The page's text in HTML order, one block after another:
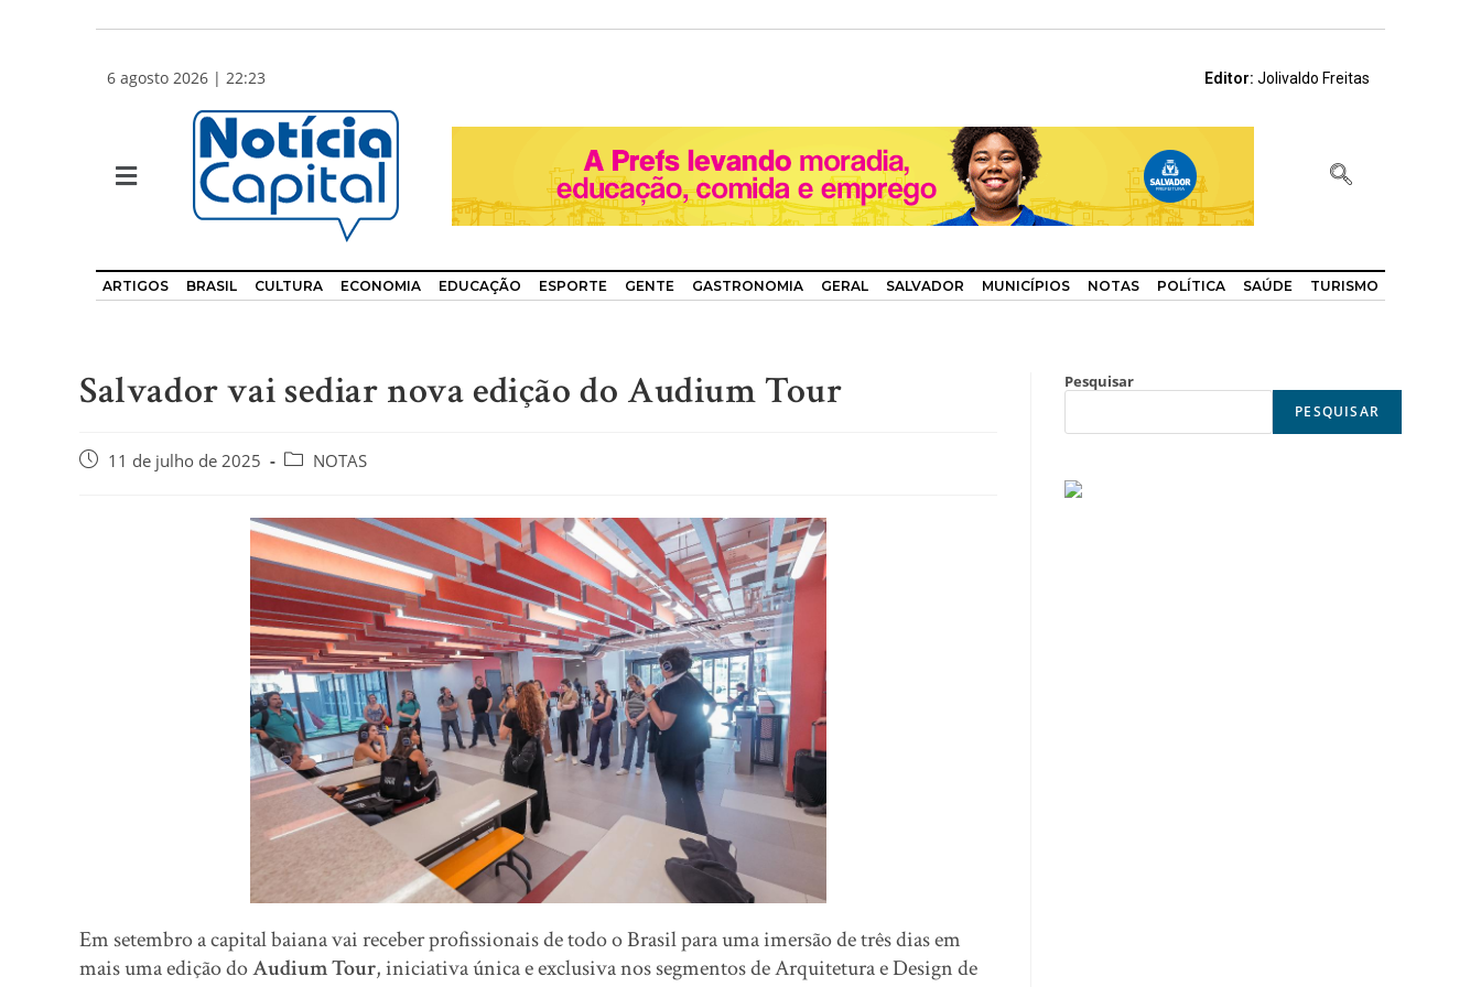
6 agosto 2026 | 22:23 Editor:Jolivaldo Freitas
ARTIGOS BRASIL CULTURA ECONOMIA EDUCAÇÃO ESPORTE GENTE GASTRONOMIA GERAL SALVADOR MUNICÍPIOS NOTAS POLÍTICA SAÚDE TURISMO
Salvador vai sediar nova edição do Audium Tour
11 de julho de 2025 NOTAS
Em setembro a capital baiana vai receber profissionais de todo o Brasil para uma imersão de três dias em
mais uma edição doAudium Tour, iniciativa única e exclusiva nos segmentos de Arquitetura e Design de
Pesquisar
PESQUISAR